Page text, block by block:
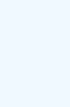
11月